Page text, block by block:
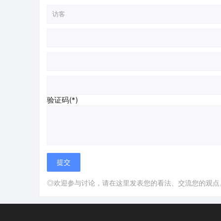
验证码(*)
◎欢迎参与讨论，请在这里发表您的看法、交流您的观点